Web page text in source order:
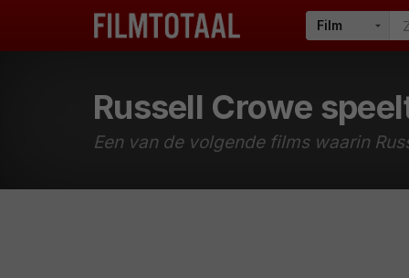
Russell Crowe
Een van de volgende films waarin